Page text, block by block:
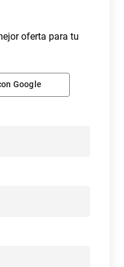
oferta para tu
Google